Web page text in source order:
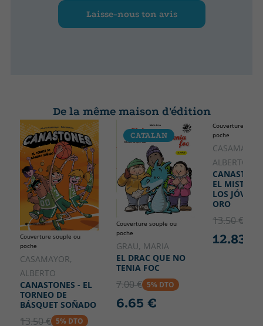
Laisse-nous ton avis
De la même maison d'édition
Couverture souple ou
poche
CASAMAYOR,
ALBERTO
CANASTONES - EL
TORNEO DE
BÁSQUET SOÑADO
13.50 € 5% DTO
CATALAN
Couverture souple ou
poche
GRAU, MARIA
EL DRAC QUE NO
TENIA FOC
7.00 € 5% DTO
6.65 €
Couverture
poche
ALBERTO
EL
LOS
ORO
13.50 €
12.83 €